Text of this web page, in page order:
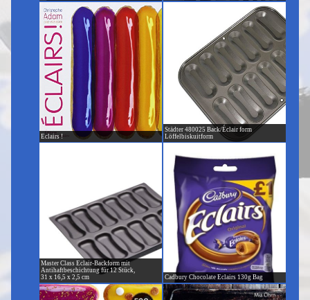
Eclairs !
Städter 480025 Back/Éclair form
Löffelbiskuitform
Master Class Eclair-Backform mit
Antihaftbeschichtung für 12 Stück,
31 x 16,5 x 2,5 cm
Cadbury Chocolate Eclairs 130g Bag